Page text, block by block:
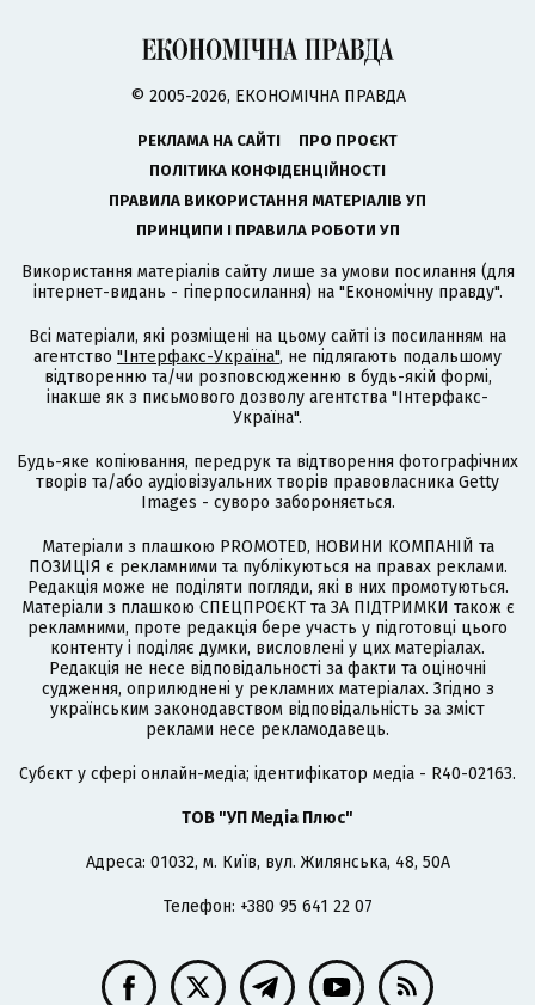
© 2005-2026, ЕКОНОМІЧНА ПРАВДА
РЕКЛАМА НА САЙТІ
ПРО ПРОЄКТ
ПОЛІТИКА КОНФІДЕНЦІЙНОСТІ
ПРАВИЛА ВИКОРИСТАННЯ МАТЕРІАЛІВ УП
ПРИНЦИПИ І ПРАВИЛА РОБОТИ УП
Використання матеріалів сайту лише за умови посилання (для
інтернет-видань - гіперпосилання) на "Економічну правду".
Всі матеріали, які розміщені на цьому сайті із посиланням на
агентство "Інтерфакс-Україна", не підлягають подальшому
відтворенню та/чи розповсюдженню в будь-якій формі,
інакше як з письмового дозволу агентства "Інтерфакс-
Україна".
Будь-яке копіювання, передрук та відтворення фотографічних
творів та/або аудіовізуальних творів правовласника Getty
Images - суворо забороняється.
Матеріали з плашкою PROMOTED, НОВИНИ КОМПАНІЙ та
ПОЗИЦІЯ є рекламними та публікуються на правах реклами.
Редакція може не поділяти погляди, які в них промотуються.
Матеріали з плашкою СПЕЦПРОЄКТ та ЗА ПІДТРИМКИ також є
рекламними, проте редакція бере участь у підготовці цього
контенту і поділяє думки, висловлені у цих матеріалах.
Редакція не несе відповідальності за факти та оціночні
судження, оприлюднені у рекламних матеріалах. Згідно з
українським законодавством відповідальність за зміст
реклами несе рекламодавець.
Cубєкт у сфері онлайн-медіа; ідентифікатор медіа - R40-02163.
ТОВ "УП Медіа Плюс"
Адреса: 01032, м. Київ, вул. Жилянська, 48, 50А
Телефон: +380 95 641 22 07